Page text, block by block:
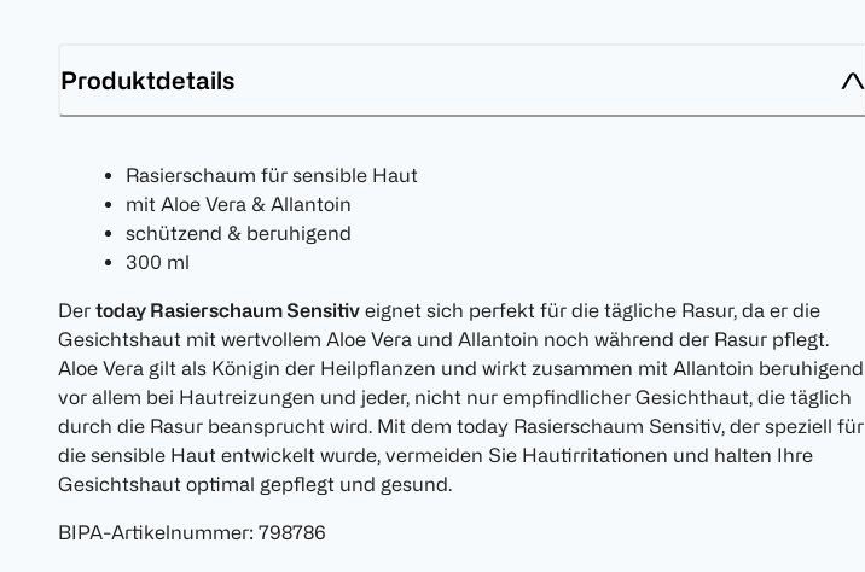
Produktdetails
Rasierschaum für sensible Haut
mit Aloe Vera & Allantoin
schützend & beruhigend
300 ml
Der today Rasierschaum Sensitiv eignet sich perfekt für die tägliche Rasur, da er die
Gesichtshaut mit wertvollem Aloe Vera und Allantoin noch während der Rasur pflegt.
Aloe Vera gilt als Königin der Heilpflanzen und wirkt zusammen mit Allantoin beruhigend
vor allem bei Hautreizungen und jeder, nicht nur empfindlicher Gesichthaut, die täglich
durch die Rasur beansprucht wird. Mit dem today Rasierschaum Sensitiv, der speziell für
die sensible Haut entwickelt wurde, vermeiden Sie Hautirritationen und halten Ihre
Gesichtshaut optimal gepflegt und gesund.
BIPA-Artikelnummer: 798786